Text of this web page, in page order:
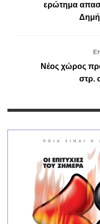
ερώτημα
Νέος χώρος
στρ.